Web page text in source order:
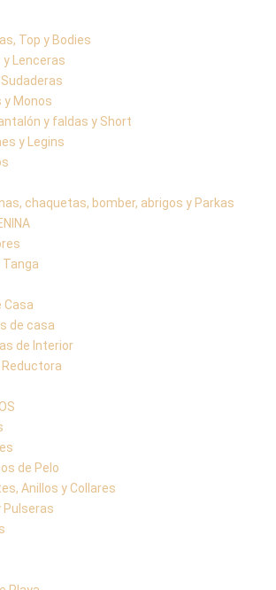
Top y Bodies
Lenceras
Monos
y faldas y Short
y Legins
chaquetas, bomber, abrigos y Parkas
Tanga
Casa
de casa
de Interior
de Pelo
Anillos y Collares
Pulseras